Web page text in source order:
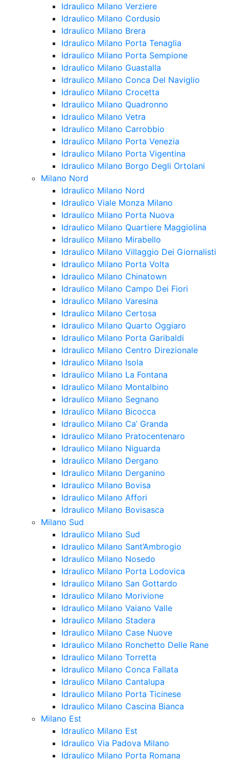
Idraulico Milano Verziere
Idraulico Milano Cordusio
Idraulico Milano Brera
Idraulico Milano Porta Tenaglia
Idraulico Milano Porta Sempione
Idraulico Milano Guastalla
Idraulico Milano Conca Del Naviglio
Idraulico Milano Crocetta
Idraulico Milano Quadronno
Idraulico Milano Vetra
Idraulico Milano Carrobbio
Idraulico Milano Porta Venezia
Idraulico Milano Porta Vigentina
Idraulico Milano Borgo Degli Ortolani
Milano Nord
Idraulico Milano Nord
Idraulico Viale Monza Milano
Idraulico Milano Porta Nuova
Idraulico Milano Quartiere Maggiolina
Idraulico Milano Mirabello
Idraulico Milano Villaggio Dei Giornalisti
Idraulico Milano Porta Volta
Idraulico Milano Chinatown
Idraulico Milano Campo Dei Fiori
Idraulico Milano Varesina
Idraulico Milano Certosa
Idraulico Milano Quarto Oggiaro
Idraulico Milano Porta Garibaldi
Idraulico Milano Centro Direzionale
Idraulico Milano Isola
Idraulico Milano La Fontana
Idraulico Milano Montalbino
Idraulico Milano Segnano
Idraulico Milano Bicocca
Idraulico Milano Ca’ Granda
Idraulico Milano Pratocentenaro
Idraulico Milano Niguarda
Idraulico Milano Dergano
Idraulico Milano Derganino
Idraulico Milano Bovisa
Idraulico Milano Affori
Idraulico Milano Bovisasca
Milano Sud
Idraulico Milano Sud
Idraulico Milano Sant’Ambrogio
Idraulico Milano Nosedo
Idraulico Milano Porta Lodovica
Idraulico Milano San Gottardo
Idraulico Milano Morivione
Idraulico Milano Vaiano Valle
Idraulico Milano Stadera
Idraulico Milano Case Nuove
Idraulico Milano Ronchetto Delle Rane
Idraulico Milano Torretta
Idraulico Milano Conca Fallata
Idraulico Milano Cantalupa
Idraulico Milano Porta Ticinese
Idraulico Milano Cascina Bianca
Milano Est
Idraulico Milano Est
Idraulico Via Padova Milano
Idraulico Milano Porta Romana